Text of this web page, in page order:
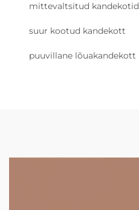
mittevaltsitud kandekotid
suur kootud kandekott
puuvillane lõuakandekott